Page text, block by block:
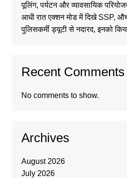
पूलिंग, पर्यटन और व्यावसायिक
आधी रात एक्शन मोड में दिखे SSP,
पुलिसकर्मी ड्यूटी से नदारद, इनको
Recent Comments
No comments to show.
Archives
August 2026
July 2026